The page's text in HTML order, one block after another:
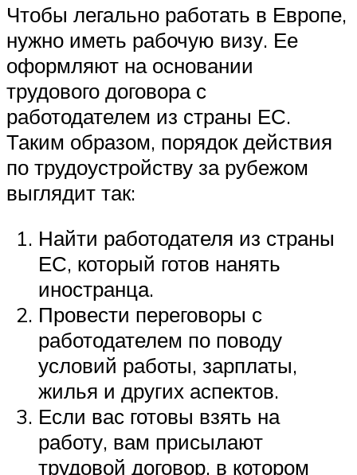
Чтобы легально работать в Европе,
нужно иметь рабочую визу. Ее
оформляют на основании
трудового договора с
работодателем из страны ЕС.
Таким образом, порядок действия
по трудоустройству за рубежом
выглядит так:
Найти работодателя из страны
ЕС, который готов нанять
иностранца.
Провести переговоры с
работодателем по поводу
условий работы, зарплаты,
жилья и других аспектов.
Если вас готовы взять на
работу, вам присылают
трудовой договор, в котором